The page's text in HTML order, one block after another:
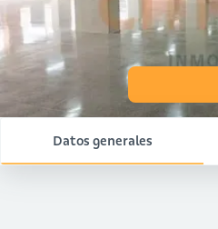
Datos generales